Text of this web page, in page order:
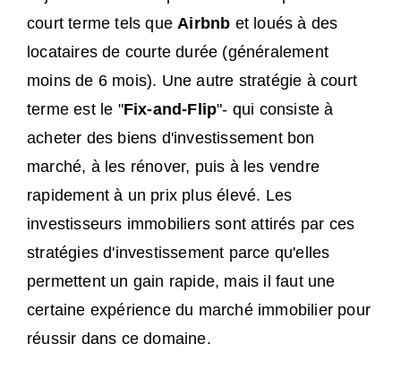
court terme tels queAirbnb et loués à des
locataires de courte durée (généralement
moins de 6 mois). Une autre stratégie à court
terme est le "Fix-and-Flip"- qui consiste à
acheter des biens d'investissement bon
marché, à les rénover, puis à les vendre
rapidement à un prix plus élevé. Les
investisseurs immobiliers sont attirés par ces
stratégies d'investissement parce qu'elles
permettent un gain rapide, mais il faut une
certaine expérience du marché immobilier pour
réussir dans ce domaine.